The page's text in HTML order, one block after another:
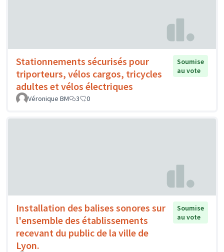
Stationnements sécurisés pour
triporteurs, vélos cargos, tricycles
adultes et vélos électriques
Soumise
au vote
Véronique BM 3 0
Installation des balises sonores sur
l'ensemble des établissements
recevant du public de la ville de
Lyon.
Soumise
au vote